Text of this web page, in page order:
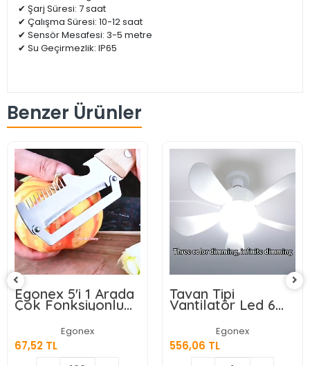
✔ Şarj Süresi: 7 saat
✔ Çalışma Süresi: 10-12 saat
✔ Sensör Mesafesi: 3-5 metre
✔ Su Geçirmezlik: IP65
Benzer Ürünler
Tavan Tipi
Vantilatör Led 6
Kanatlı
Egonex
556,06 TL
Wasspender WS-
300 Akıllı Su Sebili
- Gizli Damacanalı
- Dokunmatik
Ekran Egonex
9.028,87 TL